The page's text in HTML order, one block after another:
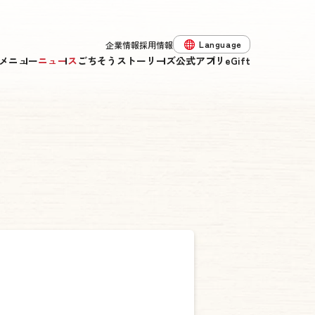
ニューニュースごちそうストーリーズ公式アプリ eGift
企業情報採用情報 Language